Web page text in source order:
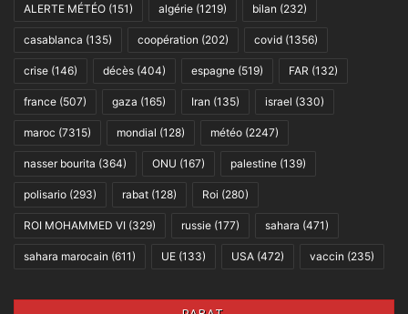
ALERTE MÉTÉO (151) algérie (1219) bilan (232)
casablanca (135) coopération (202) covid (1356)
crise (146) décès (404) espagne (519) FAR (132)
france (507) gaza (165) Iran (135) israel (330)
maroc (7315) mondial (128) météo (2247)
nasser bourita (364) ONU (167) palestine (139)
polisario (293) rabat (128) Roi (280)
ROI MOHAMMED VI (329) russie (177) sahara (471)
sahara marocain (611) UE (133) USA (472) vaccin (235)